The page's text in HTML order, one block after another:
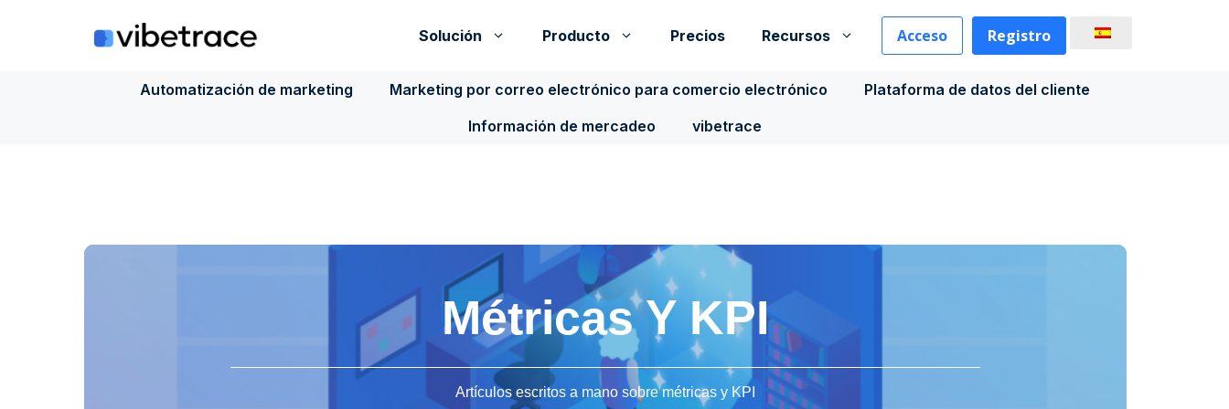
Solución Producto Precios Recursos Acceso Registro
Automatización de marketing Marketing por correo electrónico para comercio electrónico
Plataforma de datos del cliente
Información de mercadeo
vibetrace
Métricas Y KPI
Artículos escritos a mano sobre métricas y KPI